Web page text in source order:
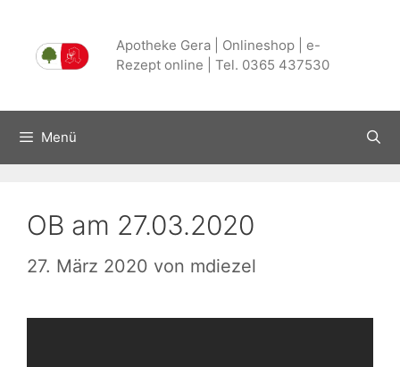
Inhalt
springen
Apotheke Gera | Onlineshop | e-
Rezept online | Tel. 0365 437530
Menü
OB am 27.03.2020
27. März 2020 von mdiezel